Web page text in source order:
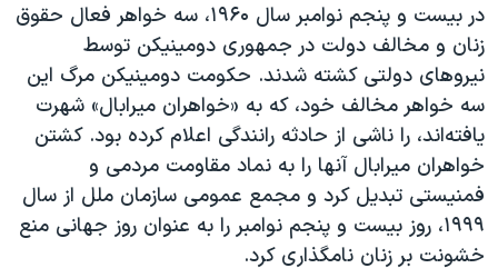
در بیست و پنجم نوامبر سال ۱۹۶۰، سه خواهر فعال حقوق
زنان و مخالف دولت در جمهوری دومینیکن توسط
نیروهای دولتی کشته شدند. حکومت دومینیکن مرگ این
سه خواهر مخالف خود، که به «خواهران میرابال» شهرت
یافته‌اند، را ناشی از حادثه رانندگی اعلام کرده بود. کشتن
خواهران میرابال آنها را به نماد مقاومت مردمی و
فمنیستی تبدیل کرد و مجمع عمومی سازمان ملل از سال
١٩٩٩، روز بیست و پنجم نوامبر را به عنوان روز جهانی منع
خشونت بر زنان نامگذاری کرد.